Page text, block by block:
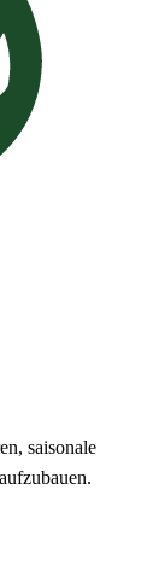
saisonale